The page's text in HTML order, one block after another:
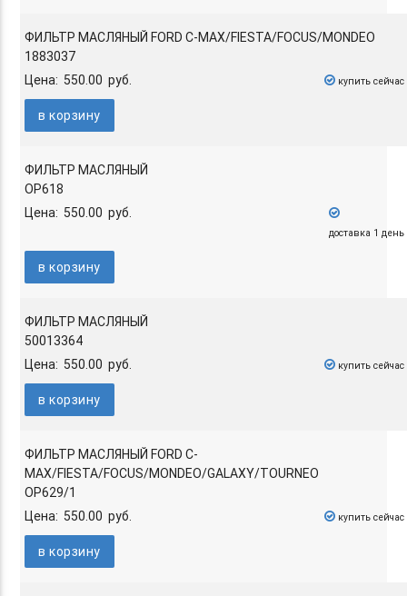
ФИЛЬТР МАСЛЯНЫЙ FORD C-MAX/FIESTA/FOCUS/MONDEO
1883037
Цена: 550.00 руб.
купить сейчас
в корзину
ФИЛЬТР МАСЛЯНЫЙ
OP618
Цена: 550.00 руб.
доставка 1 день
в корзину
ФИЛЬТР МАСЛЯНЫЙ
50013364
Цена: 550.00 руб.
купить сейчас
в корзину
ФИЛЬТР МАСЛЯНЫЙ FORD C-
MAX/FIESTA/FOCUS/MONDEO/GALAXY/TOURNEO
OP629/1
Цена: 550.00 руб.
купить сейчас
в корзину